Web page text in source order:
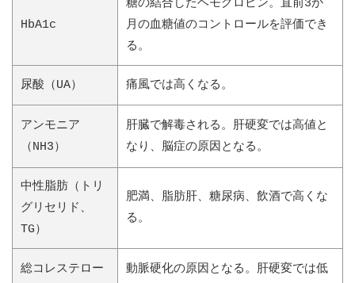
HbA1c
糖の結合したヘモグロビン。直前3か
月の血糖値のコントロールを評価でき
る。
尿酸（UA） 痛風では高くなる。
アンモニア
（NH3）
肝臓で解毒される。肝硬変では高値と
なり、脳症の原因となる。
中性脂肪（トリ
グリセリド、
TG）
肥満、脂肪肝、糖尿病、飲酒で高くな
る。
総コレステロー
動脈硬化の原因となる。肝硬変では低